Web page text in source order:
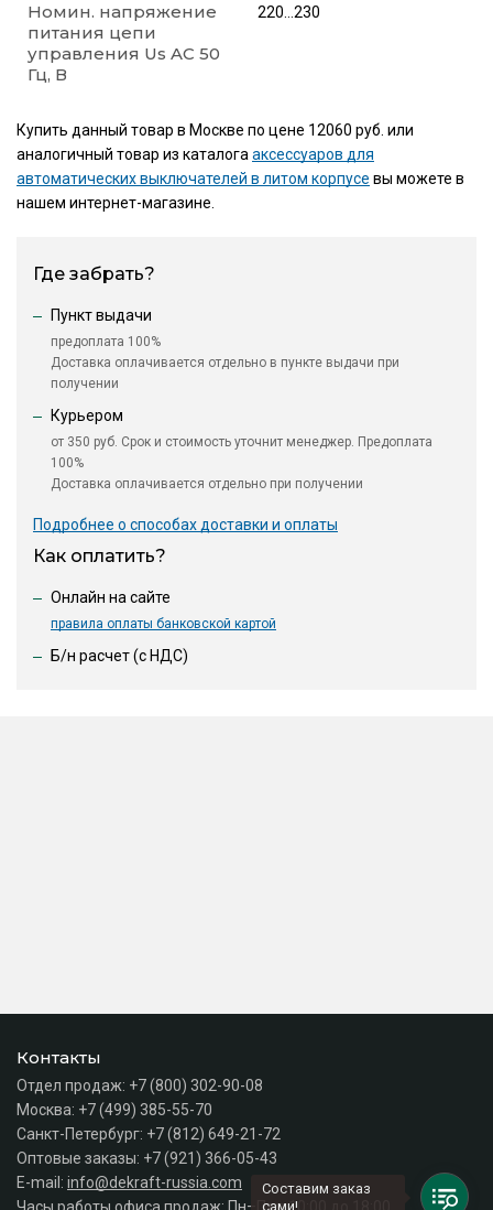
Номин. напряжение
питания цепи
управления Us AC 50
Гц, В
220...230
Купить данный товар в Москве по цене 12060 руб. или
аналогичный товар из каталогааксессуаров для
автоматических выключателей в литом корпусе вы можете в
нашем интернет-магазине.
Где забрать?
Пункт выдачи
предоплата 100%
Доставка оплачивается отдельно в пункте выдачи при
получении
Курьером
от 350 руб. Срок и стоимость уточнит менеджер. Предоплата
100%
Доставка оплачивается отдельно при получении
Подробнее о способах доставки и оплаты
Как оплатить?
Онлайн на сайте
правила оплаты банковской картой
Б/н расчет (c НДС)
Контакты
Отдел продаж: +7 (800) 302-90-08
Москва: +7 (499) 385-55-70
Санкт-Петербург: +7 (812) 649-21-72
Оптовые заказы: +7 (921) 366-05-43
E-mail: info@dekraft-russia.com
Составим заказ
сами!